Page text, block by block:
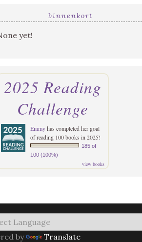
binnenkort
yet!
2025 Reading
Challenge
Emmyhas completed her goal
of reading 100 books in 2025!
185 of
100 (100%)
view books
by Translate